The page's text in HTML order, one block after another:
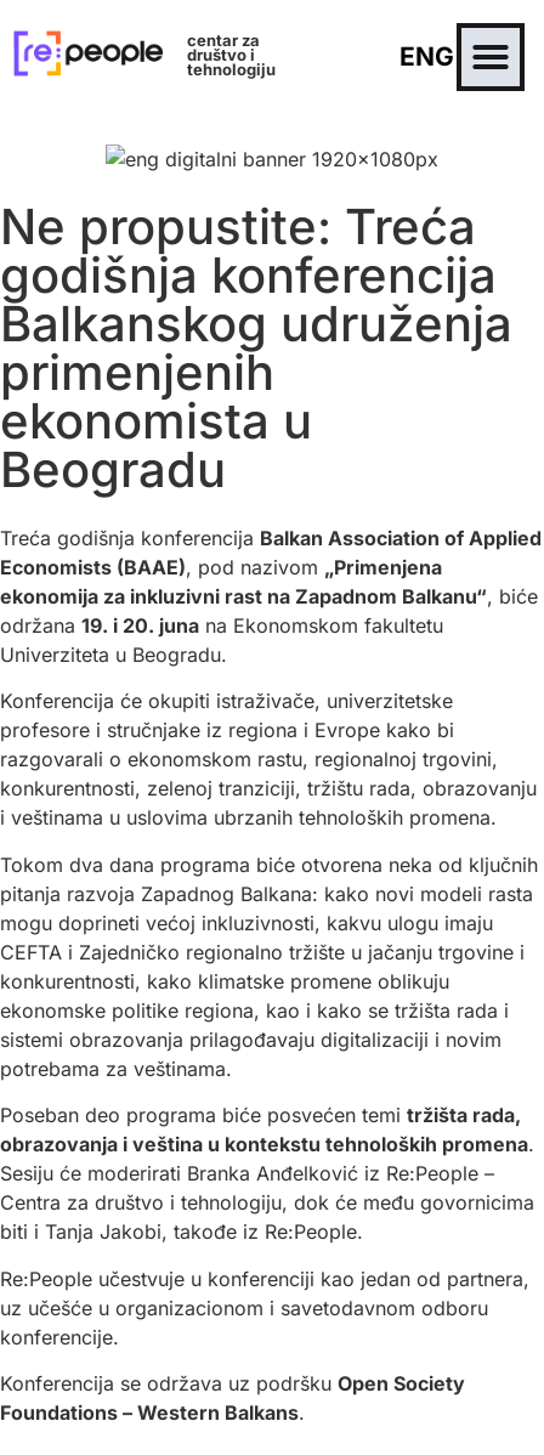
centar za
društvo i
tehnologiju ENG
Ne propustite: Treća
godišnja konferencija
Balkanskog udruženja
primenjenih
ekonomista u
Beogradu
Treća godišnja konferencija Balkan Association of Applied
Economists (BAAE), pod nazivom „Primenjena
ekonomija za inkluzivni rast na Zapadnom Balkanu“, biće
održana 19. i 20. juna na Ekonomskom fakultetu
Univerziteta u Beogradu.
Konferencija će okupiti istraživače, univerzitetske
profesore i stručnjake iz regiona i Evrope kako bi
razgovarali o ekonomskom rastu, regionalnoj trgovini,
konkurentnosti, zelenoj tranziciji, tržištu rada, obrazovanju
i veštinama u uslovima ubrzanih tehnoloških promena.
Tokom dva dana programa biće otvorena neka od ključnih
pitanja razvoja Zapadnog Balkana: kako novi modeli rasta
mogu doprineti većoj inkluzivnosti, kakvu ulogu imaju
CEFTA i Zajedničko regionalno tržište u jačanju trgovine i
konkurentnosti, kako klimatske promene oblikuju
ekonomske politike regiona, kao i kako se tržišta rada i
sistemi obrazovanja prilagođavaju digitalizaciji i novim
potrebama za veštinama.
Poseban deo programa biće posvećen temi tržišta rada,
obrazovanja i veština u kontekstu tehnoloških promena.
Sesiju će moderirati Branka Anđelković iz Re:People –
Centra za društvo i tehnologiju, dok će među govornicima
biti i Tanja Jakobi, takođe iz Re:People.
Re:People učestvuje u konferenciji kao jedan od partnera,
uz učešće u organizacionom i savetodavnom odboru
konferencije.
Konferencija se održava uz podršku Open Society
Foundations – Western Balkans.